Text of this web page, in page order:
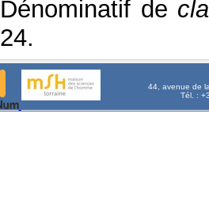
Dénominatif de
24.
44, avenue de
Tél. :